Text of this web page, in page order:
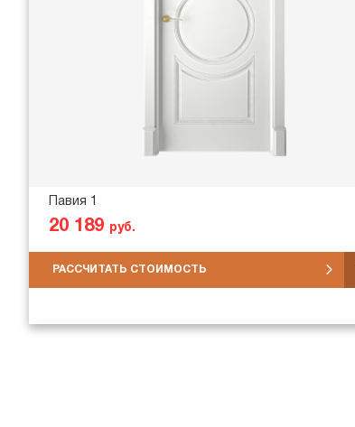
Павия 1
20 189 руб.
РАССЧИТАТЬ СТОИМОСТЬ